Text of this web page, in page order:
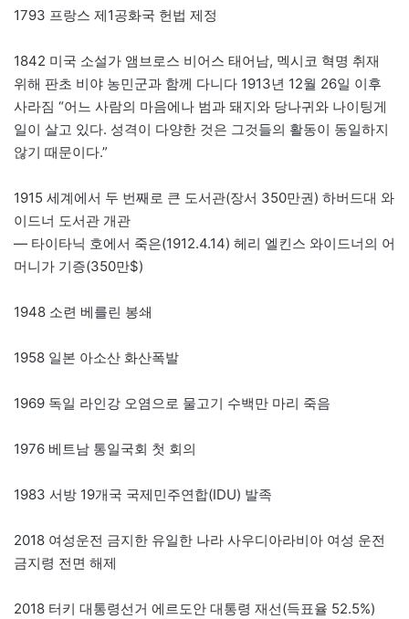
1793 프랑스 제1공화국 헌법 제정
1842 미국 소설가 앰브로스 비어스 태어남, 멕시코 혁명 취재
위해 판초 비야 농민군과 함께 다니다 1913년 12월 26일 이후
사라짐 “어느 사람의 마음에나 범과 돼지와 당나귀와 나이팅게
일이 살고 있다. 성격이 다양한 것은 그것들의 활동이 동일하지
않기 때문이다.”
1915 세계에서 두 번째로 큰 도서관(장서 350만권) 하버드대 와
이드너 도서관 개관
— 타이타닉 호에서 죽은(1912.4.14) 헤리 엘킨스 와이드너의 어
머니가 기증(350만$)
1948 소련 베를린 봉쇄
1958 일본 아소산 화산폭발
1969 독일 라인강 오염으로 물고기 수백만 마리 죽음
1976 베트남 통일국회 첫 회의
1983 서방 19개국 국제민주연합(IDU) 발족
2018 여성운전 금지한 유일한 나라 사우디아라비아 여성 운전
금지령 전면 해제
2018 터키 대통령선거 에르도안 대통령 재선(득표율 52.5%)